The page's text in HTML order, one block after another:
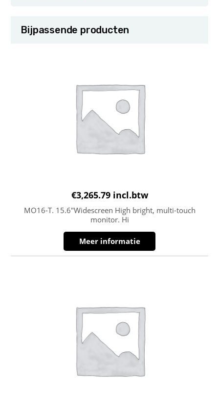
Bijpassende producten
€3,265.79 incl.btw
MO16-T. 15.6″Widescreen High bright, multi-touch
monitor. Hi
Meer informatie